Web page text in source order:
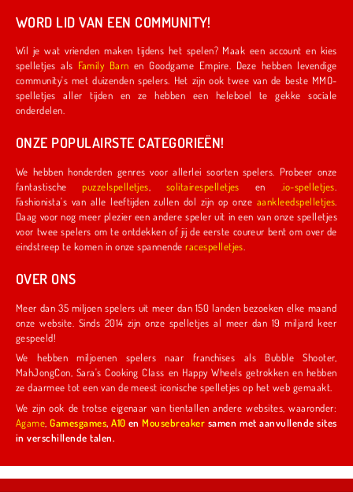
WORD LID VAN EEN COMMUNITY!
Wil je wat vrienden maken tijdens het spelen? Maak een account en kies
spelletjes als
Family Barn en Goodgame Empire. Deze hebben levendige
community's met duizenden spelers. Het zijn ook twee van de beste MMO-
spelletjes aller tijden en ze hebben een heleboel te gekke sociale
onderdelen.
ONZE POPULAIRSTE CATEGORIEËN!
We hebben honderden genres voor allerlei soorten spelers. Probeer onze
fantastischepuzzelspelletjes solitairespelletjes en .io-spelletjes
Fashionista's van alle leeftijden zullen dol zijn op onze aankleedspelletjes
Daag voor nog meer plezier een andere speler uit in een van onze spelletjes
voor twee spelers om te ontdekken of jij de eerste coureur bent om over de
eindstreep te komen in onze spannenderacespelletjes
OVER ONS
Meer dan 35 miljoen spelers uit meer dan 150 landen bezoeken elke maand
onze website. Sinds 2014 zijn onze spelletjes al meer dan 19 miljard keer
gespeeld!
We hebben miljoenen spelers naar franchises als Bubble Shooter,
MahJongCon, Sara's Cooking Class en Happy Wheels getrokken en hebben
ze daarmee tot een van de meest iconische spelletjes op het web gemaakt.
We zijn ook de trotse eigenaar van tientallen andere websites, waaronder:
Agame ,Gamesgames,A10 enMousebreaker samen met aanvullende sites
in verschillende talen.